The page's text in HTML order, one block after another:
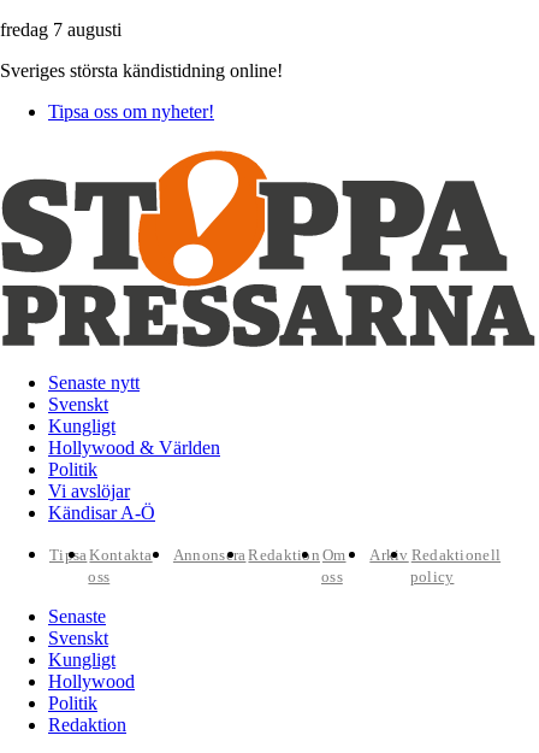
fredag 7 augusti
Sveriges största kändistidning online!
Tipsa oss om nyheter!
Senaste nytt
Svenskt
Kungligt
Hollywood & Världen
Politik
Vi avslöjar
Kändisar A-Ö
TipsaKontakta
oss
AnnonseraRedaktion Om
oss
Arkiv Redaktionell
policy
Senaste
Svenskt
Kungligt
Hollywood
Politik
Redaktion